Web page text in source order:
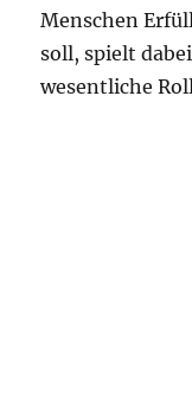
Menschen
soll, spielt
wesentliche